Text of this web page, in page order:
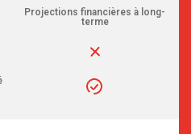
Projections financières à long-
terme